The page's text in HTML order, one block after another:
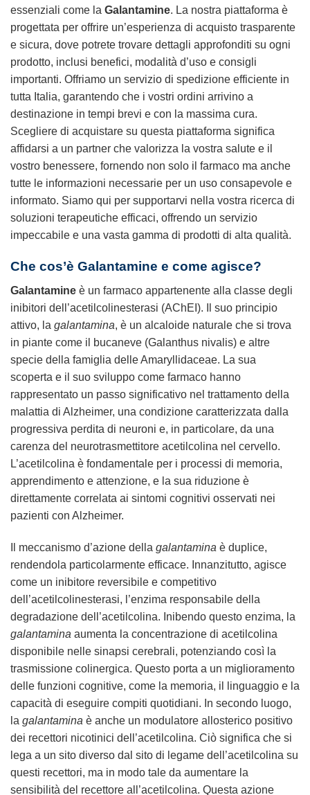
essenziali come la Galantamine. La nostra piattaforma è
progettata per offrire un’esperienza di acquisto trasparente
e sicura, dove potrete trovare dettagli approfonditi su ogni
prodotto, inclusi benefici, modalità d’uso e consigli
importanti. Offriamo un servizio di spedizione efficiente in
tutta Italia, garantendo che i vostri ordini arrivino a
destinazione in tempi brevi e con la massima cura.
Scegliere di acquistare su questa piattaforma significa
affidarsi a un partner che valorizza la vostra salute e il
vostro benessere, fornendo non solo il farmaco ma anche
tutte le informazioni necessarie per un uso consapevole e
informato. Siamo qui per supportarvi nella vostra ricerca di
soluzioni terapeutiche efficaci, offrendo un servizio
impeccabile e una vasta gamma di prodotti di alta qualità.
Che cos’è Galantamine e come agisce?
Galantamine è un farmaco appartenente alla classe degli
inibitori dell’acetilcolinesterasi (AChEI). Il suo principio
attivo, la galantamina, è un alcaloide naturale che si trova
in piante come il bucaneve (Galanthus nivalis) e altre
specie della famiglia delle Amaryllidaceae. La sua
scoperta e il suo sviluppo come farmaco hanno
rappresentato un passo significativo nel trattamento della
malattia di Alzheimer, una condizione caratterizzata dalla
progressiva perdita di neuroni e, in particolare, da una
carenza del neurotrasmettitore acetilcolina nel cervello.
L’acetilcolina è fondamentale per i processi di memoria,
apprendimento e attenzione, e la sua riduzione è
direttamente correlata ai sintomi cognitivi osservati nei
pazienti con Alzheimer.
Il meccanismo d’azione della galantamina è duplice,
rendendola particolarmente efficace. Innanzitutto, agisce
come un inibitore reversibile e competitivo
dell’acetilcolinesterasi, l’enzima responsabile della
degradazione dell’acetilcolina. Inibendo questo enzima, la
galantamina aumenta la concentrazione di acetilcolina
disponibile nelle sinapsi cerebrali, potenziando così la
trasmissione colinergica. Questo porta a un miglioramento
delle funzioni cognitive, come la memoria, il linguaggio e la
capacità di eseguire compiti quotidiani. In secondo luogo,
la galantamina è anche un modulatore allosterico positivo
dei recettori nicotinici dell’acetilcolina. Ciò significa che si
lega a un sito diverso dal sito di legame dell’acetilcolina su
questi recettori, ma in modo tale da aumentare la
sensibilità del recettore all’acetilcolina. Questa azione